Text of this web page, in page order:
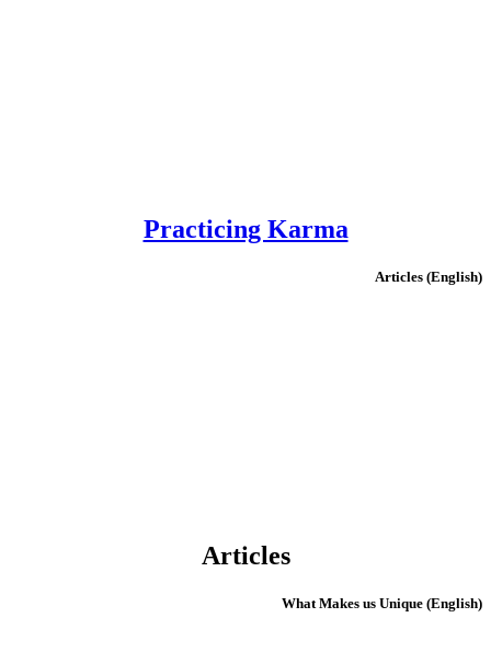
Practicing Karma
(English) Articles
Articles
(English) What Makes us Unique